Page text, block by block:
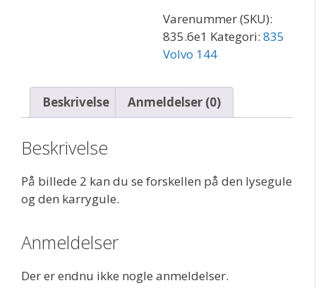
Varenummer (SKU):
835.6e1 Kategori: 835
Volvo 144
Beskrivelse Anmeldelser (0)
Beskrivelse
På billede 2 kan du se forskellen på den lysegule
og den karrygule.
Anmeldelser
Der er endnu ikke nogle anmeldelser.